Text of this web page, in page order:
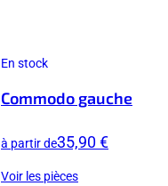
En stock
Commodo gauche
à partir de35,90 €
Voir les pièces